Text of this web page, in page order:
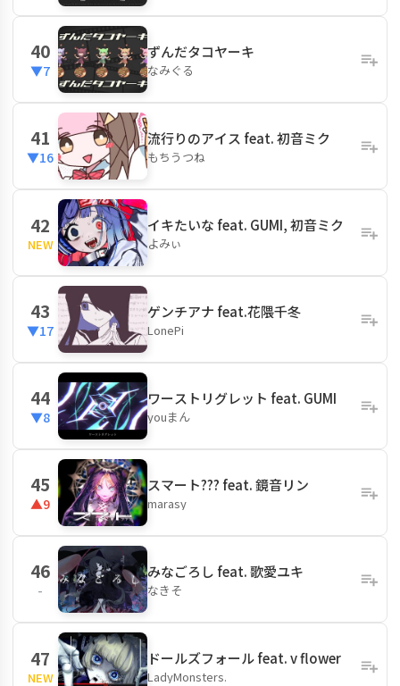
40
▼7
ずんだタコヤーキ
なみぐる
41
▼16
流行りのアイス feat. 初音ミク
もちうつね
42
NEW
イキたいな feat. GUMI, 初音ミク
よみぃ
43
▼17
ゲンチアナ feat.花隈千冬
LonePi
44
▼8
ワーストリグレット feat. GUMI
youまん
45
▲9
スマート??? feat. 鏡音リン
marasy
46
-
みなごろし feat. 歌愛ユキ
なきそ
47
NEW
ドールズフォール feat. v flower
LadyMonsters.